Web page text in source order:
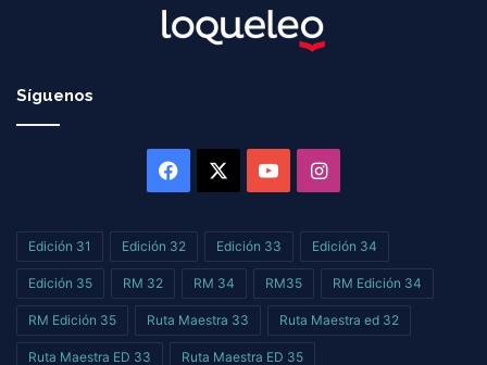
Síguenos
Facebook YouTubeInstagram
Edición 31 Edición 32 Edición 33 Edición 34
Edición 35 RM 32 RM 34 RM35 RM Edición 34
RM Edición 35 Ruta Maestra 33 Ruta Maestra ed 32
Ruta Maestra ED 33 Ruta Maestra ED 35